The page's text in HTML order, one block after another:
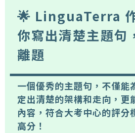
🌟 LinguaTerra
你寫出清楚主題句
離題
一個優秀的主題句，不僅能
定出清楚的架構和走向，更
內容，符合大考中心的評分
高分！